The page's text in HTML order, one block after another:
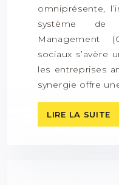
omniprésente,
système de
Management
sociaux s’avère
les entreprises
synergie offre
LIRE LA SUITE